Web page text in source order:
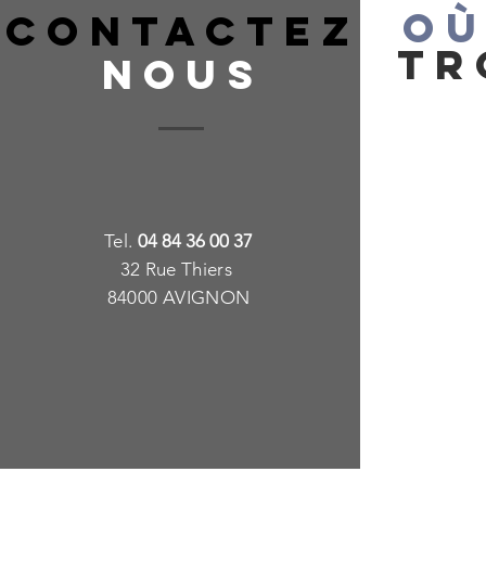
CONTACTEZ
NOUS
Tel. 04 84 36 00 37
32 Rue Thiers
84000 AVIGNON